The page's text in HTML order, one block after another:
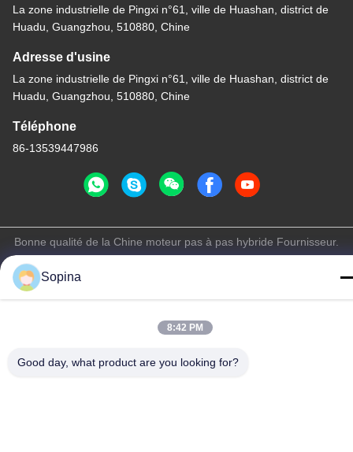
La zone industrielle de Pingxi n°61, ville de Huashan, district de
Huadu, Guangzhou, 510880, Chine
Adresse d'usine
La zone industrielle de Pingxi n°61, ville de Huashan, district de
Huadu, Guangzhou, 510880, Chine
Téléphone
86-13539447986
Politique en matière de protection de la vie privée|Plan du site
Bonne qualité de la Chine moteur pas à pas hybride Fournisseur.
TECHNOLOGY CO.,LTD . Tous droits réservés.
Sopina
8:42 PM
Good day, what product are you looking for?